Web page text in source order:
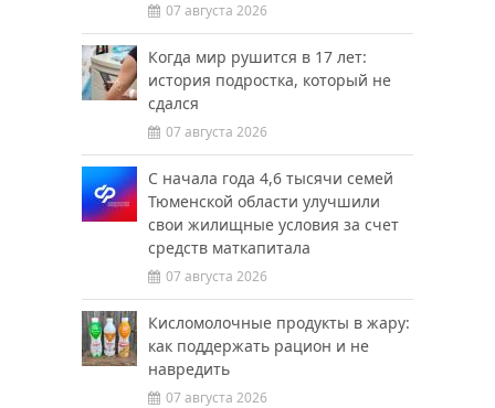
07 августа 2026
Когда мир рушится в 17 лет:
история подростка, который не
сдался
07 августа 2026
С начала года 4,6 тысячи семей
Тюменской области улучшили
свои жилищные условия за счет
средств маткапитала
07 августа 2026
Кисломолочные продукты в жару:
как поддержать рацион и не
навредить
07 августа 2026